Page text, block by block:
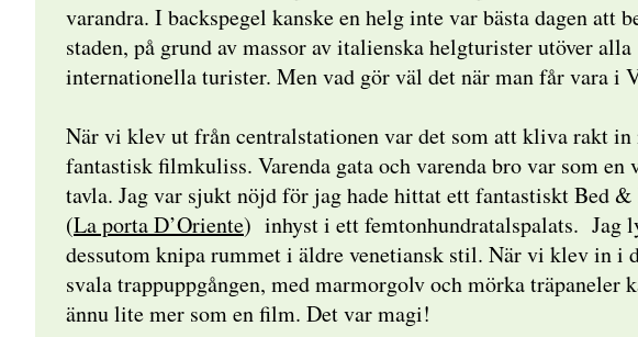
varandra. I backspegel kanske en helg inte var bästa dagen att
staden, på grund av massor av italienska helgturister utöver alla
internationella turister. Men vad gör väl det när man får vara i
När vi klev ut från centralstationen var det som att kliva rakt in
fantastisk filmkuliss. Varenda gata och varenda bro var som en
tavla. Jag var sjukt nöjd för jag hade hittat ett fantastiskt Bed
(La porta D’Oriente) inhyst i ett femtonhundratalspalats. Jag
dessutom knipa rummet i äldre venetiansk stil. När vi klev in i
svala trappuppgången, med marmorgolv och mörka träpaneler
ännu lite mer som en film. Det var magi!